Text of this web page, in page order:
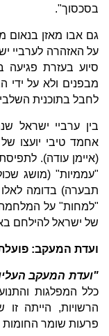
בסכסוך".
גם אבו מאזן
על האזהרה לערביי
סיוע בעזרת פגיעה
מבפנים ולא על ידי
לחבל בתוכנית
בין ערביי ישראל
אחמד טיבי יועצו
(איימן עודה).
"עממיות" (מושג
תבערה) בדומה
"למחות" על
של ישראל להילחם
ועדת המעקב:
"ועדת המעקב
כלל המפלגות
הרשויות, הייתה
פרעות שומר